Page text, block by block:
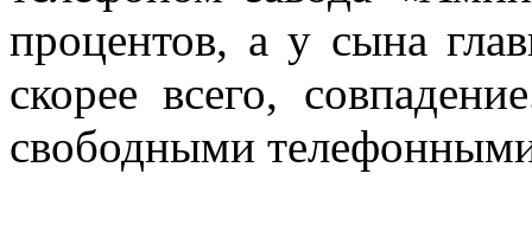
процентов, а у сына
скорее всего,
свободными